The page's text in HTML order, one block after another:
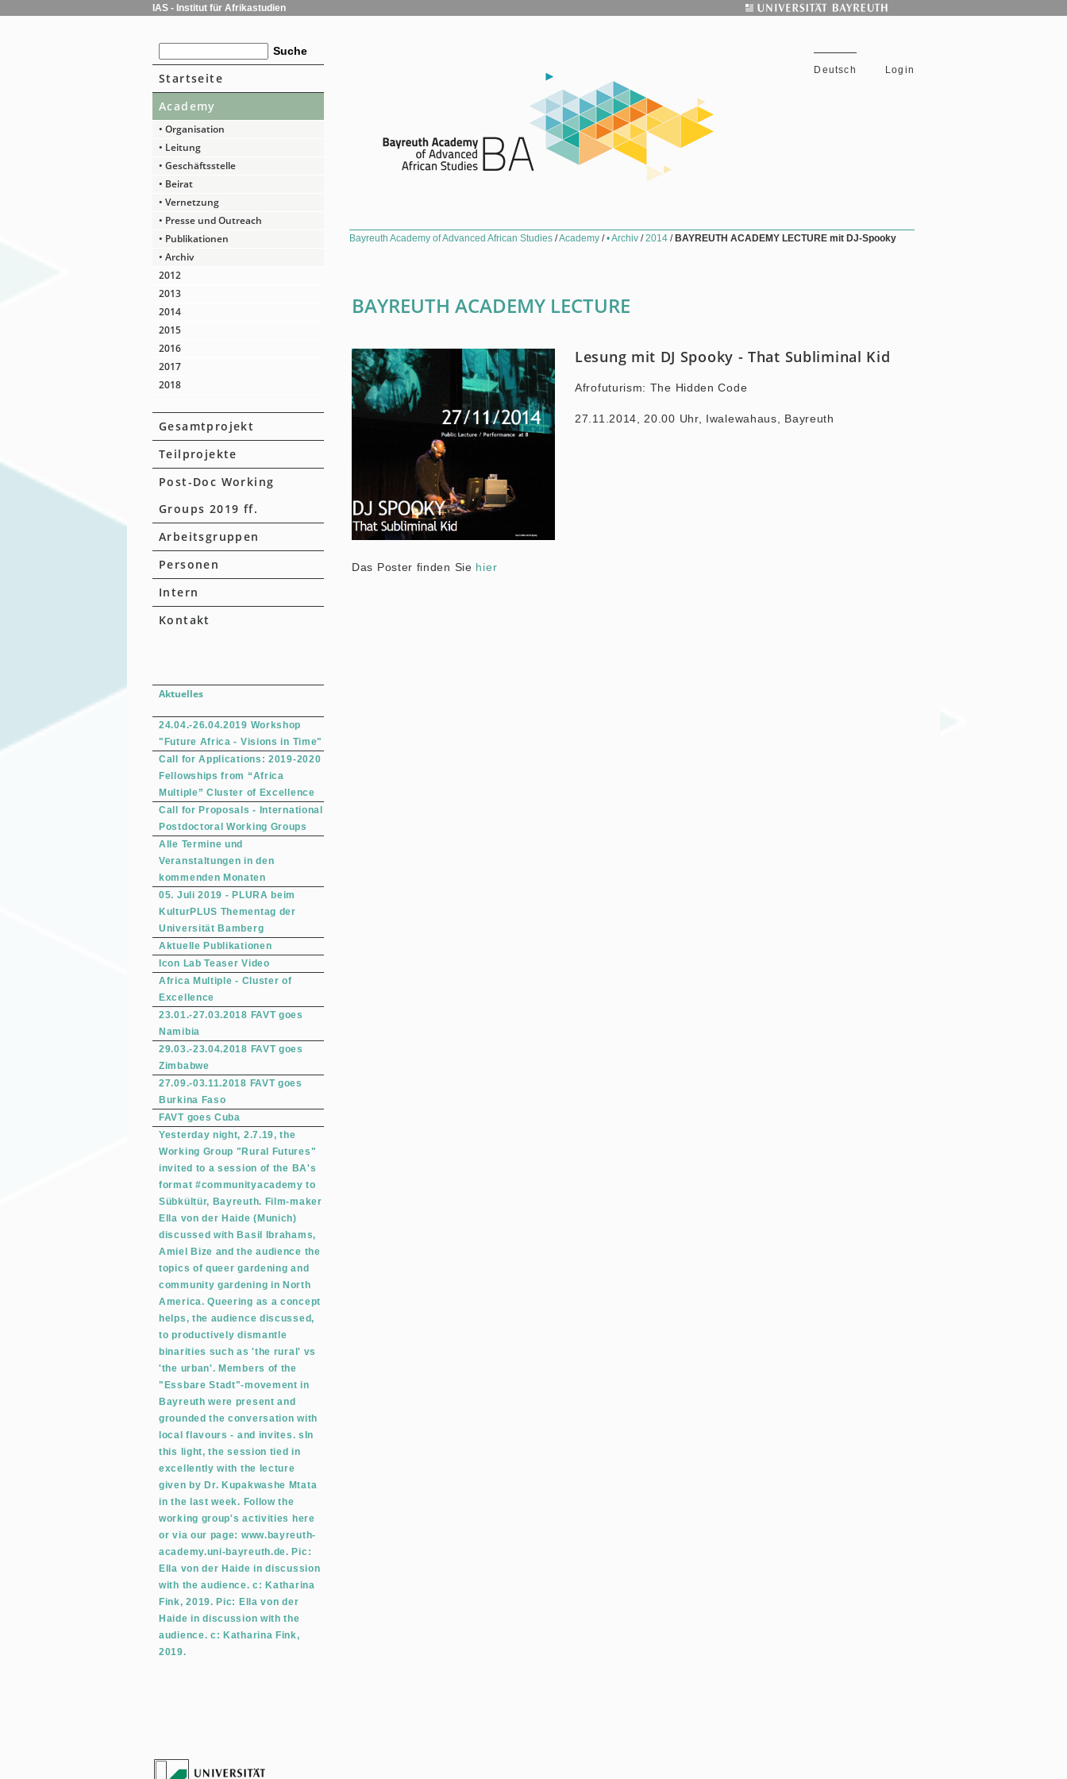
IAS - Institut für Afrikastudien
Startseite
Academy
• Organisation
• Leitung
• Geschäftsstelle
• Beirat
• Vernetzung
• Presse und Outreach
• Publikationen
• Archiv
2012
2013
2014
2015
2016
2017
2018
Gesamtprojekt
Teilprojekte
Post-Doc Working
Groups 2019 ff.
Arbeitsgruppen
Personen
Intern
Kontakt
Aktuelles
24.04.-26.04.2019 Workshop
"Future Africa - Visions in Time"
Call for Applications: 2019-2020
Fellowships from “Africa
Multiple” Cluster of Excellence
Call for Proposals - International
Postdoctoral Working Groups
Alle Termine und
Veranstaltungen in den
kommenden Monaten
05. Juli 2019 - PLURA beim
KulturPLUS Thementag der
Universität Bamberg
Aktuelle Publikationen
Icon Lab Teaser Video
Africa Multiple - Cluster of
Excellence
23.01.-27.03.2018 FAVT goes
Namibia
29.03.-23.04.2018 FAVT goes
Zimbabwe
27.09.-03.11.2018 FAVT goes
Burkina Faso
FAVT goes Cuba
Yesterday night, 2.7.19, the
Working Group "Rural Futures"
invited to a session of the BA's
format #communityacademy to
Sübkültür, Bayreuth. Film-maker
Ella von der Haide (Munich)
discussed with Basil Ibrahams,
Amiel Bize and the audience the
topics of queer gardening and
community gardening in North
America. Queering as a concept
helps, the audience discussed,
to productively dismantle
binarities such as 'the rural' vs
'the urban'. Members of the
"Essbare Stadt"-movement in
Bayreuth were present and
grounded the conversation with
local flavours - and invites. sIn
this light, the session tied in
excellently with the lecture
given by Dr. Kupakwashe Mtata
in the last week. Follow the
working group's activities here
or via our page: www.bayreuth-
academy.uni-bayreuth.de. Pic:
Ella von der Haide in discussion
with the audience. c: Katharina
Fink, 2019. Pic: Ella von der
Haide in discussion with the
audience. c: Katharina Fink,
2019.
Deutsch Login
Bayreuth Academy of Advanced African Studies /Academy /• Archiv /2014 / BAYREUTH ACADEMY LECTURE mit DJ-Spooky
BAYREUTH ACADEMY LECTURE
Das Poster finden Sie hier
Lesung mit DJ Spooky - That Subliminal Kid
Afrofuturism: The Hidden Code
27.11.2014, 20.00 Uhr, Iwalewahaus, Bayreuth